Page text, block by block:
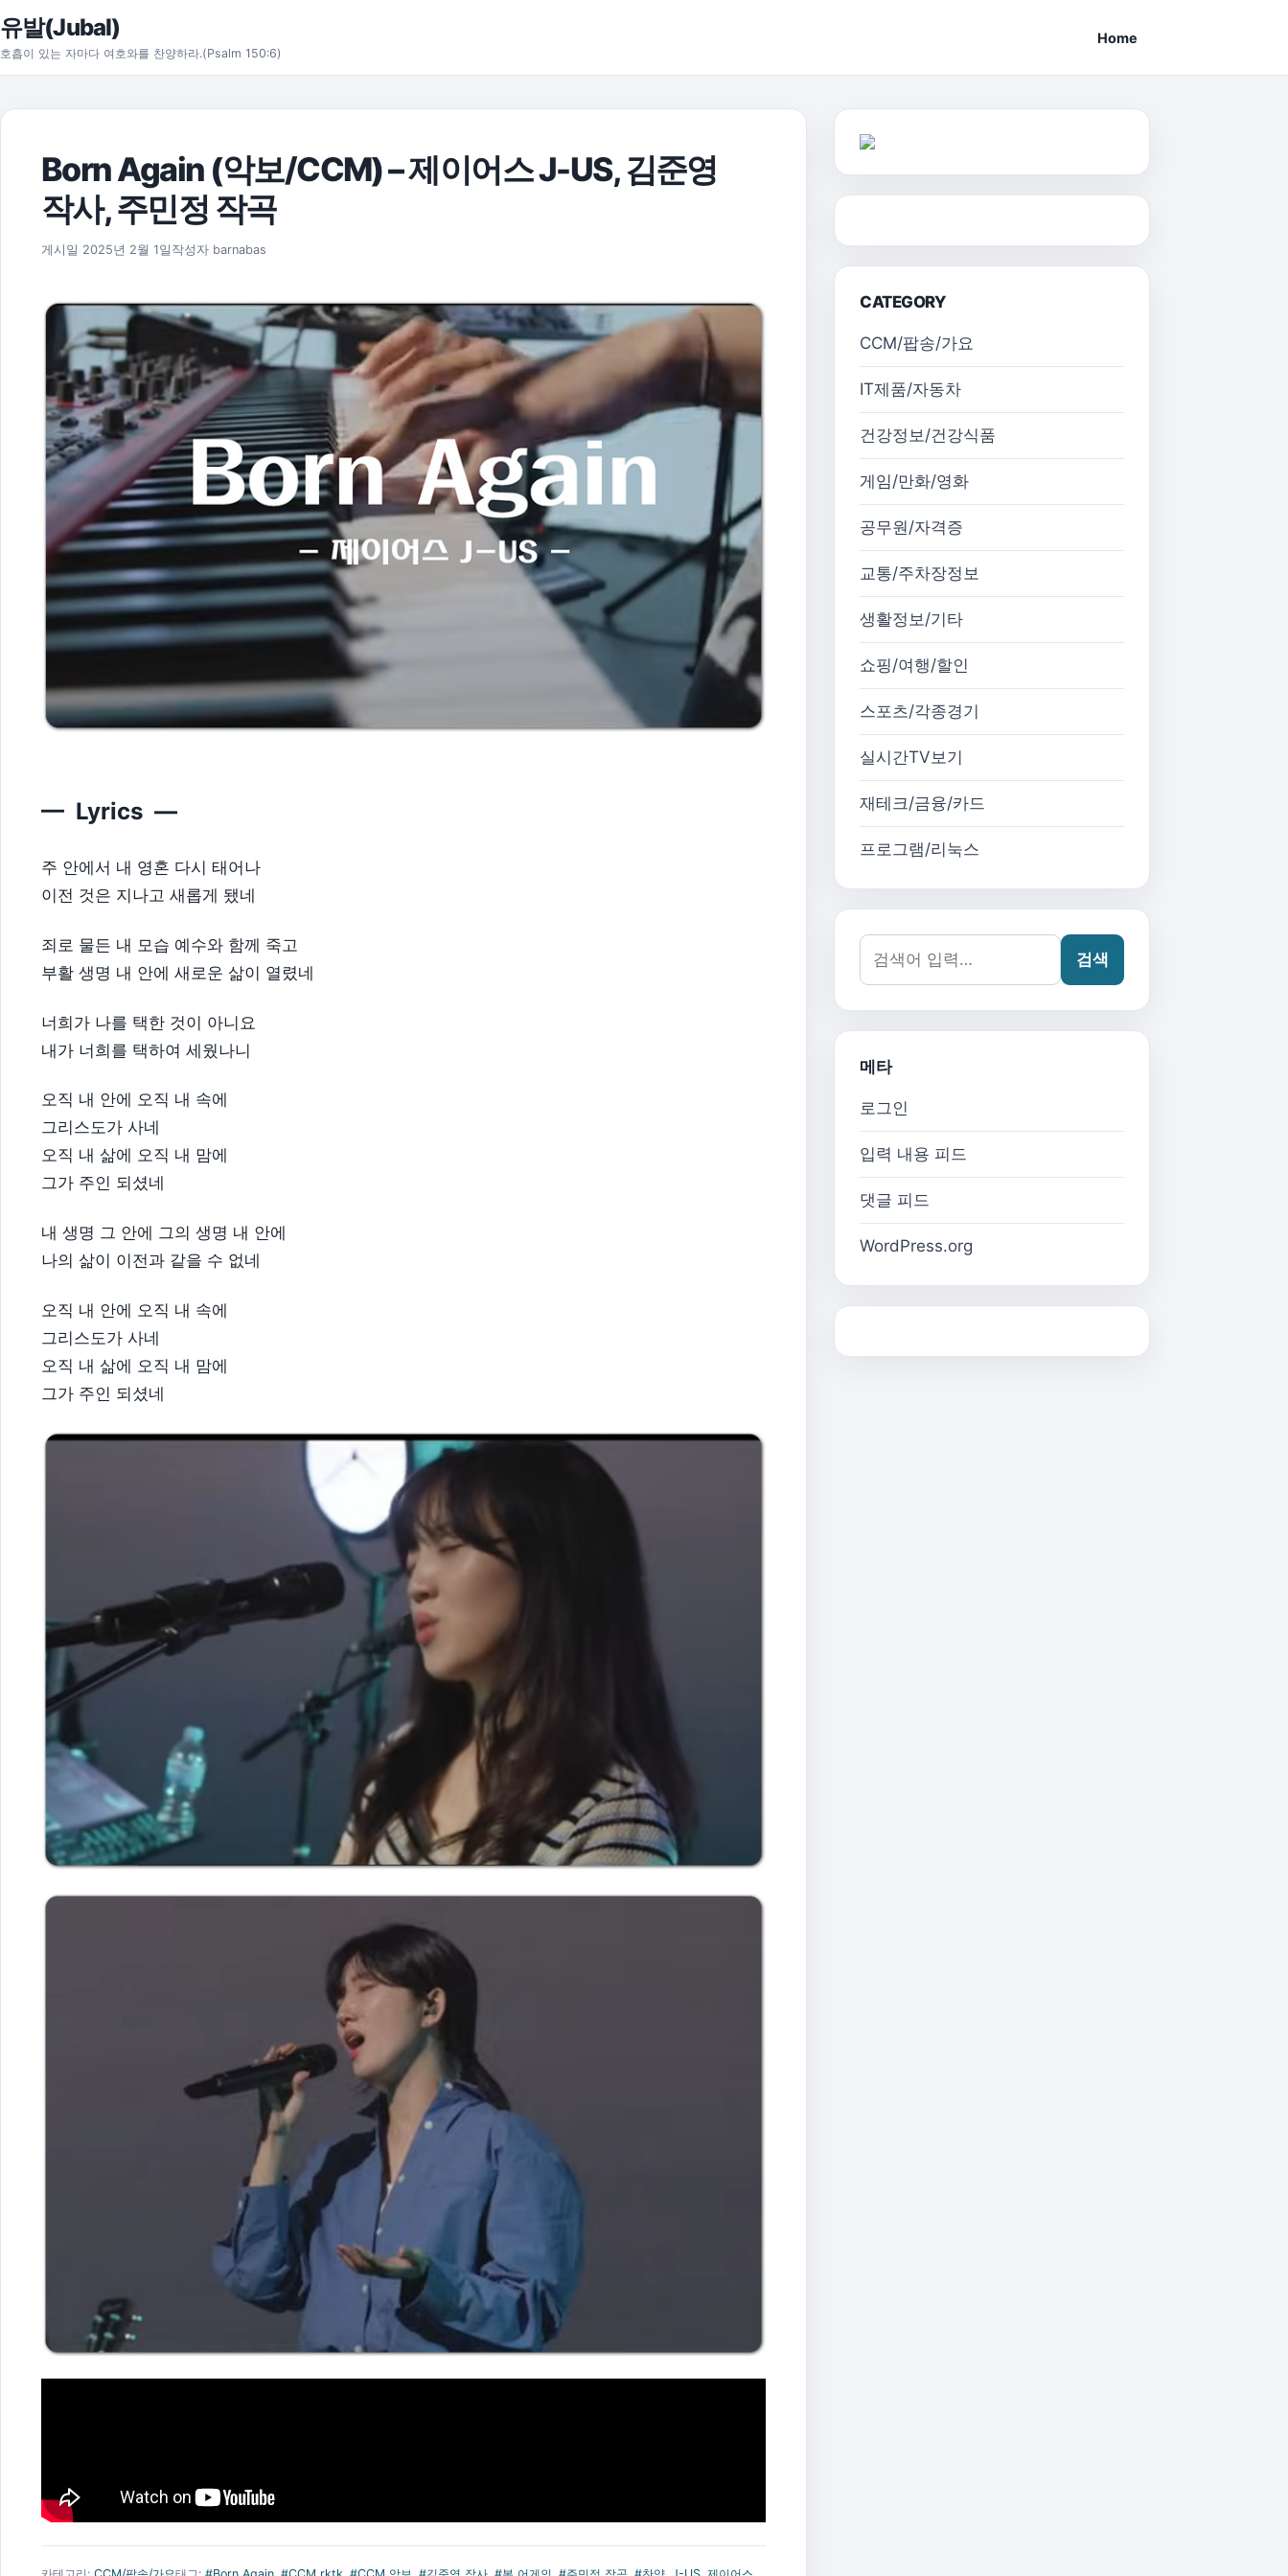
본문으로 건너뛰기
유발(Jubal)
호흡이 있는 자마다 여호와를 찬양하라.(Psalm 150:6)
Home
Born Again (악보/CCM) – 제이어스 J-US, 김준영
작사, 주민정 작곡
게시일 2025년 2월 1일 2025년 11월 17일
작성자 barnabas
— Lyrics —
주 안에서 내 영혼 다시 태어나
이전 것은 지나고 새롭게 됐네​
죄로 물든 내 모습 예수와 함께 죽고
부활 생명 내 안에 새로운 삶이 열렸네​
너희가 나를 택한 것이 아니요
내가 너희를 택하여 세웠나니​
오직 내 안에 오직 내 속에
그리스도가 사네
오직 내 삶에 오직 내 맘에
그가 주인 되셨네
내 생명 그 안에 그의 생명 내 안에
나의 삶이 이전과 같을 수 없네​
오직 내 안에 오직 내 속에
그리스도가 사네
오직 내 삶에 오직 내 맘에
그가 주인 되셨네
CATEGORY
CCM/팝송/가요
IT제품/자동차
건강정보/건강식품
게임/만화/영화
공무원/자격증
교통/주차장정보
생활정보/기타
쇼핑/여행/할인
스포츠/각종경기
실시간TV보기
재테크/금융/카드
프로그램/리눅스
검색어:
검색
메타
로그인
입력 내용 피드
댓글 피드
WordPress.org